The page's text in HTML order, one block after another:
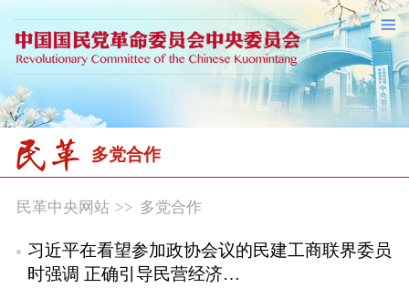
多党合作
民革中央网站 >> 多党合作
习近平在看望参加政协会议的民建工商联界委员
时强调 正确引导民营经济…